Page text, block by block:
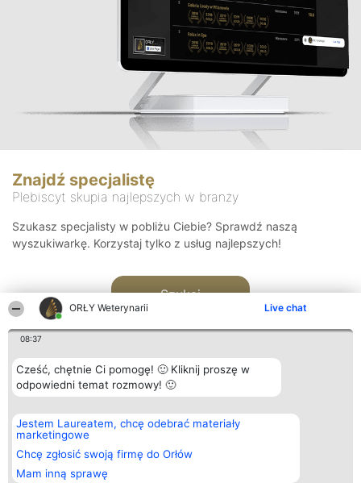
ORŁY Weterynarii Live chat
08:37
Cześć, chętnie Ci pomogę! 🙂 Kliknij proszę w
odpowiedni temat rozmowy! 🙂
Jestem Laureatem, chcę odebrać materiały
marketingowe
Chcę zgłosić swoją firmę do Orłów
Mam inną sprawę
Znajdź specjalistę
Plebiscyt skupia najlepszych w branży
Szukasz specjalisty w pobliżu Ciebie? Sprawdź naszą
wyszukiwarkę. Korzystaj tylko z usług najlepszych!
Szukaj
Organizator plebiscytu
Bright Side Solutions sp. z o.
o. sp. k.
ul. Ruska 22
Wrocław 50-079
KRS 0000749100 | Regon
Plebiscyt
Laureaci
wszystkich
Laureatów
Kontakt
Kontakt